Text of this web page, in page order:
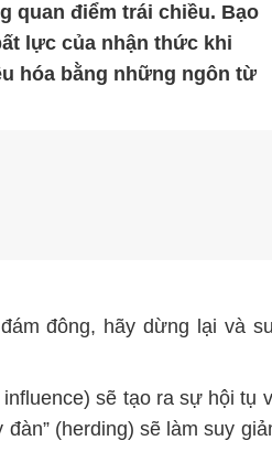
quan điểm trái chiều. Bạo
lực của nhận thức khi
hóa bằng những ngôn từ
đông, hãy dừng lại và
sẽ tạo ra sự hội tụ
đàn” (herding) sẽ làm suy